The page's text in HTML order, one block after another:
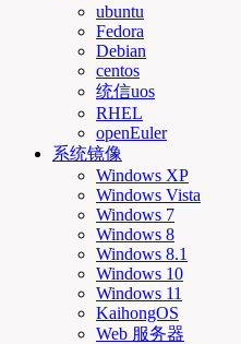
ubuntu
Fedora
Debian
centos
统信uos
RHEL
openEuler
系统镜像
Windows XP
Windows Vista
Windows 7
Windows 8
Windows 8.1
Windows 10
Windows 11
KaihongOS
Web 服务器